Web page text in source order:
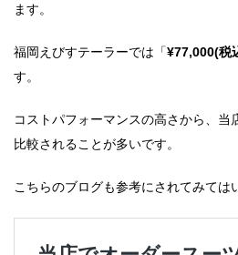
ます。
福岡えびすテーラーでは「¥77,000(税
す。
コストパフォーマンスの高さから、当
比較されることが多いです。
こちらのブログも参考にされてみては